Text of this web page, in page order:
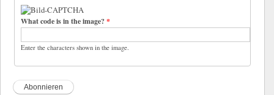
What code is in the image?*
Enter the characters shown in the image.